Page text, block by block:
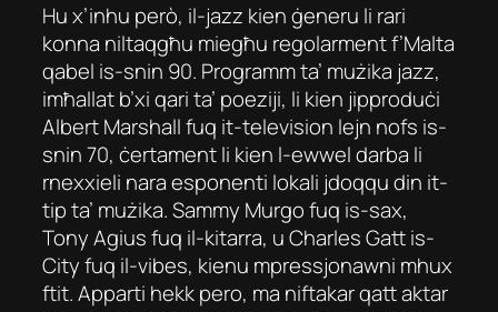
Hu x’inhu però, il-jazz kien ġeneru li rari
konna niltaqgħu miegħu regolarment f’Malta
qabel is-snin 90. Programm ta’ mużika jazz,
imħallat b’xi qari ta’ poeziji, li kien jipproduċi
Albert Marshall fuq it-television lejn nofs is-
snin 70, ċertament li kien l-ewwel darba li
rnexxieli nara esponenti lokali jdoqqu din it-
tip ta’ mużika. Sammy Murgo fuq is-sax,
Tony Agius fuq il-kitarra, u Charles Gatt is-
City fuq il-vibes, kienu mpressjonawni mhux
ftit. Apparti hekk pero, ma niftakar qatt aktar